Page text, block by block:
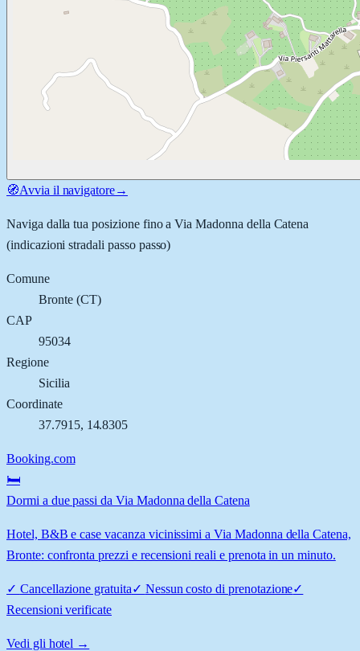
🧭Avvia il navigatore→
Naviga dalla tua posizione fino aVia Madonna della Catena
(indicazioni stradali passo passo)
Comune
Bronte(CT)
CAP
95034
Regione
Sicilia
Coordinate
37.7915, 14.8305
Booking.com
🛏️
Dormi a due passi da Via Madonna della Catena
Hotel, B&B e case vacanza vicinissimi a Via Madonna della Catena,
Bronte: confronta prezzi e recensioni reali e prenota in un minuto.
✓ Cancellazione gratuita✓ Nessun costo di prenotazione✓
Recensioni verificate
Vedi gli hotel →